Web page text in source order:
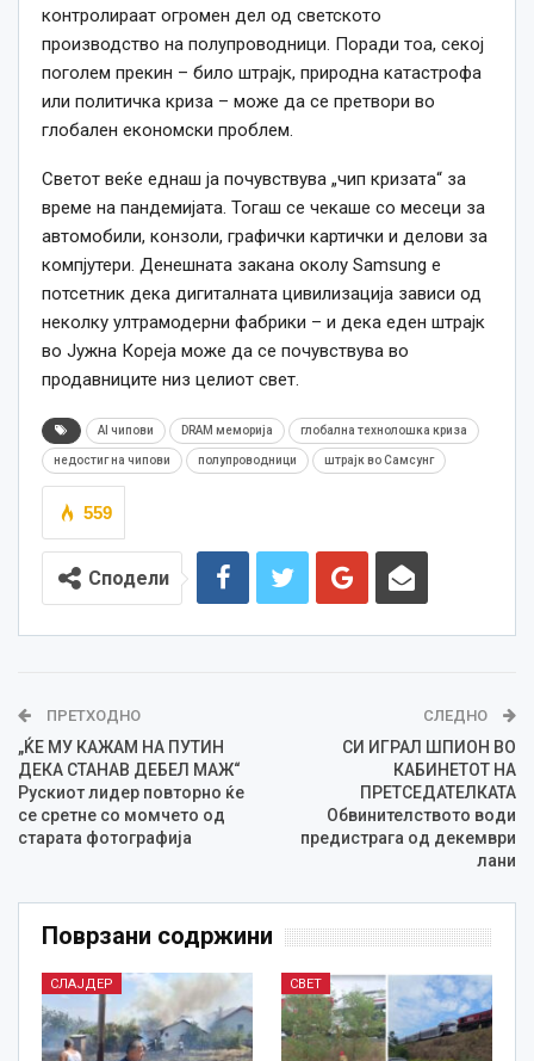
контролираат огромен дел од светското
производство на полупроводници. Поради тоа, секој
поголем прекин – било штрајк, природна катастрофа
или политичка криза – може да се претвори во
глобален економски проблем.
Светот веќе еднаш ја почувствува „чип кризата“ за
време на пандемијата. Тогаш се чекаше со месеци за
автомобили, конзоли, графички картички и делови за
компјутери. Денешната закана околу Samsung е
потсетник дека дигиталната цивилизација зависи од
неколку ултрамодерни фабрики – и дека еден штрајк
во Јужна Кореја може да се почувствува во
продавниците низ целиот свет.
AI чипови DRAM меморија глобална технолошка криза
недостиг на чипови полупроводници штрајк во Самсунг
559
Сподели
ПРЕТХОДНО
„ЌЕ МУ КАЖАМ НА ПУТИН
ДЕКА СТАНАВ ДЕБЕЛ МАЖ“
Рускиот лидер повторно ќе
се сретне со момчето од
старата фотографија
СЛЕДНО
СИ ИГРАЛ ШПИОН ВО
КАБИНЕТОТ НА
ПРЕТСЕДАТЕЛКАТА
Обвинителството води
предистрага од декември
лани
Поврзани содржини
СЛАЈДЕР СВЕТ